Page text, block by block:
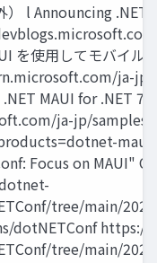
） l Announcing .NET
を使⽤してモバイル
ja-
MAUI for .NET 7
ja-jp/samples/
maui
Focus on MAUI"
tree/main/
dotNETConf
tree/main/